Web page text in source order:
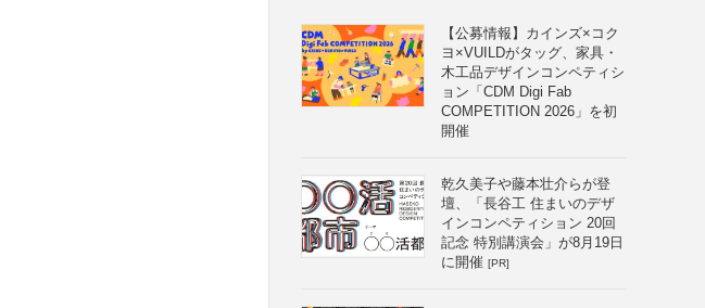
【公募情報】カインズ×コク
ヨ×VUILDがタッグ、家具・
木工品デザインコンペティシ
ョン「CDM Digi Fab
COMPETITION 2026」を初
開催
乾久美子や藤本壮介らが登
壇、「長谷工 住まいのデザ
インコンペティション 20回
記念 特別講演会」が8月19日
に開催 [PR]